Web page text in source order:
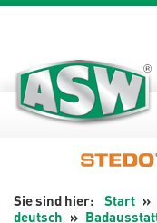
Start
deutsch